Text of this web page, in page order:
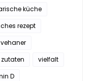
küche
rezept
vehaner
vielfalt
D